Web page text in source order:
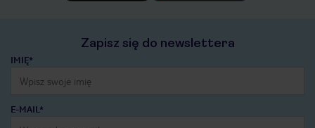
Zapisz się do newslettera
IMIĘ*
E-MAIL*